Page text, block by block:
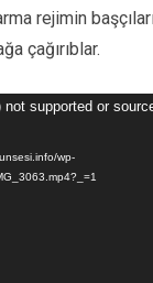
rejimin
çağırıblar.
not supported or
wp-